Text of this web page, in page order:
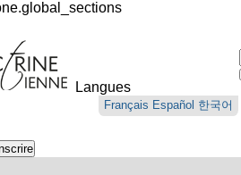
Langues
Français Español 한국어